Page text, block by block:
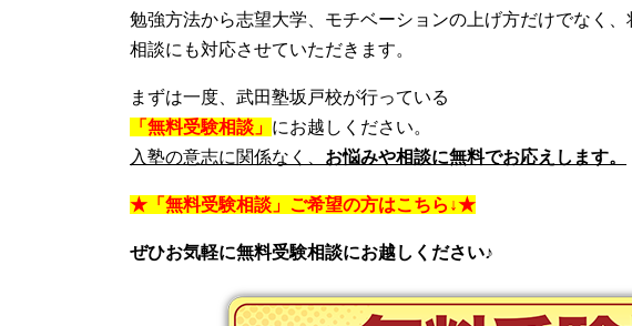
勉強方法から志望大学、モチベーションの上げ方だけでなく
相談にも対応させていただきます。
まずは一度、武田塾坂戸校が行っている
「無料受験相談」 にお越しください。
入塾の意志に関係なく、 お悩みや相談に無料でお応えします。
★「無料受験相談」ご希望の方はこちら↓★
ぜひお気軽に無料受験相談にお越しください♪